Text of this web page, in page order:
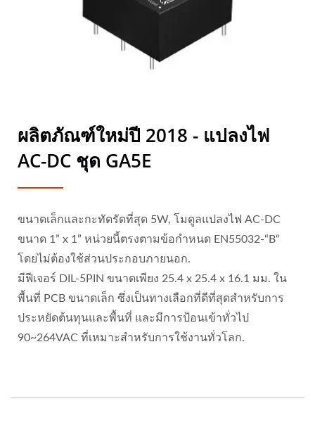
ผลิตภัณฑ์ใหม่ปี 2018 - แปลงไฟ
AC-DC ชุด GA5E
ขนาดเล็กและกะทัดรัดที่สุด 5W, โมดูลแปลงไฟ AC-DC
ขนาด 1” x 1” หน่วยนี้ตรงตามข้อกำหนด EN55032-“B“
โดยไม่ต้องใช้ส่วนประกอบภายนอก.
มีฟีเจอร์ DIL-5PIN ขนาดเพียง 25.4 x 25.4 x 16.1 มม. ใน
พื้นที่ PCB ขนาดเล็ก ซึ่งเป็นทางเลือกที่ดีที่สุดสำหรับการ
ประหยัดต้นทุนและพื้นที่ และมีการป้อนเข้าทั่วไป
90~264VAC ที่เหมาะสำหรับการใช้งานทั่วโลก.